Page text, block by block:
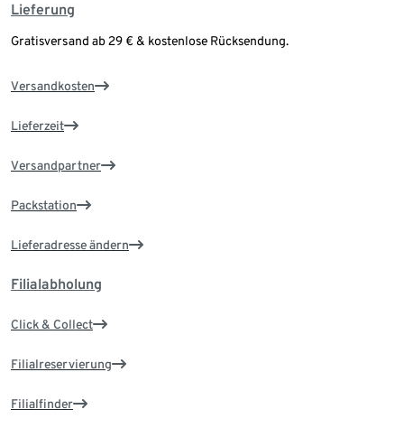
Lieferung
Gratisversand ab 29 € & kostenlose Rücksendung.
Versandkosten
Lieferzeit
Versandpartner
Packstation
Lieferadresse ändern
Filialabholung
Click & Collect
Filialreservierung
Filialfinder